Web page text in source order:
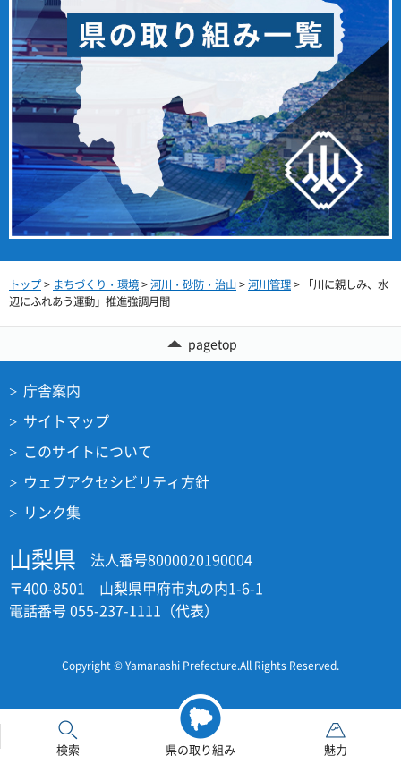
検索 県の取り組み 魅力
トップ> まちづくり・環境>河川・砂防・治山>河川管理> 「川に親しみ、水
辺にふれあう運動」推進強調月間
pagetop
庁舎案内
サイトマップ
このサイトについて
ウェブアクセシビリティ方針
リンク集
山梨県
法人番号8000020190004
〒400-8501 山梨県甲府市丸の内1-6-1
電話番号 055-237-1111（代表）
Copyright © Yamanashi Prefecture.All Rights Reserved.